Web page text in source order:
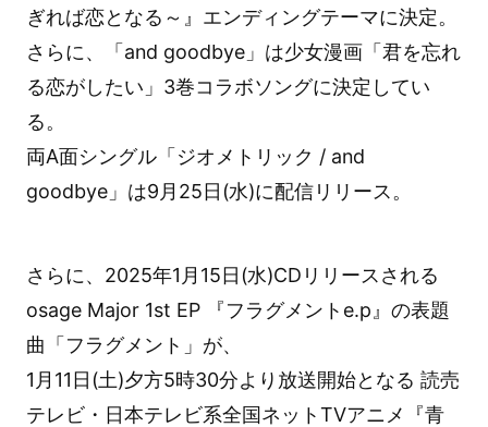
ぎれば恋となる～』エンディングテーマに決定。
さらに、「and goodbye」は少女漫画「君を忘れ
る恋がしたい」3巻コラボソングに決定してい
る。
両A面シングル「ジオメトリック / and
goodbye」は9月25日(水)に配信リリース。
さらに、2025年1月15日(水)CDリリースされる
osage Major 1st EP 『フラグメントe.p』の表題
曲「フラグメント」が、
1月11日(土)夕方5時30分より放送開始となる 読売
テレビ・日本テレビ系全国ネットTVアニメ『青